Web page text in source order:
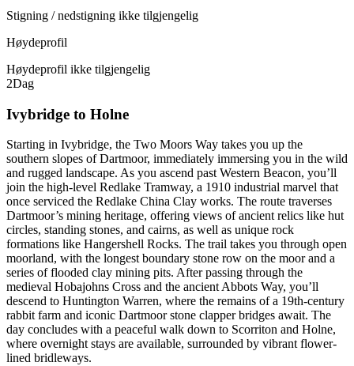
Stigning / nedstigning ikke tilgjengelig
Høydeprofil
Høydeprofil ikke tilgjengelig
2Dag
Ivybridge to Holne
Starting in Ivybridge, the Two Moors Way takes you up the
southern slopes of Dartmoor, immediately immersing you in the wild
and rugged landscape. As you ascend past Western Beacon, you’ll
join the high-level Redlake Tramway, a 1910 industrial marvel that
once serviced the Redlake China Clay works. The route traverses
Dartmoor’s mining heritage, offering views of ancient relics like hut
circles, standing stones, and cairns, as well as unique rock
formations like Hangershell Rocks. The trail takes you through open
moorland, with the longest boundary stone row on the moor and a
series of flooded clay mining pits. After passing through the
medieval Hobajohns Cross and the ancient Abbots Way, you’ll
descend to Huntington Warren, where the remains of a 19th-century
rabbit farm and iconic Dartmoor stone clapper bridges await. The
day concludes with a peaceful walk down to Scorriton and Holne,
where overnight stays are available, surrounded by vibrant flower-
lined bridleways.